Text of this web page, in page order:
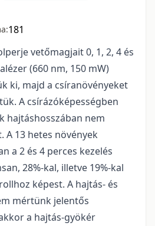
181
vetőmagjait 0, 1, 2, 4 és
(660 nm, 150 mW)
ki, majd a csíranövényeket
A csírázóképességben
hajtáshosszában nem
13 hetes növények
a 2 és 4 perces kezelés
28%-kal, illetve 19%-kal
képest. A hajtás- és
mértünk jelentős
a hajtás-gyökér